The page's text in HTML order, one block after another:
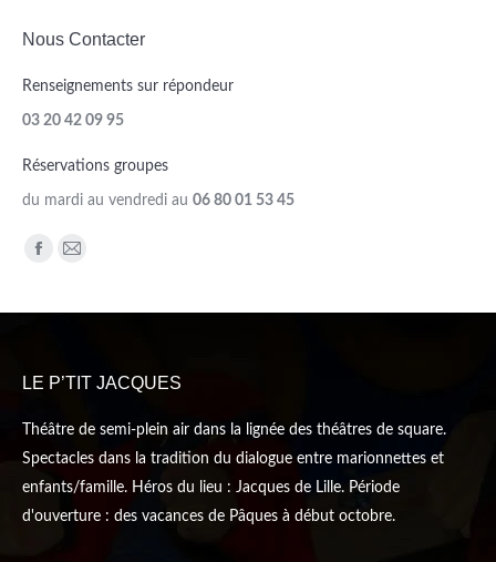
Nous Contacter
Renseignements sur répondeur
03 20 42 09 95
Réservations groupes
du mardi au vendredi au 06 80 01 53 45
Trouvez nous sur :
new new
LE P’TIT JACQUES
Théâtre de semi-plein air dans la lignée des théâtres de square.
Spectacles dans la tradition du dialogue entre marionnettes et
enfants/famille. Héros du lieu : Jacques de Lille. Période
d'ouverture : des vacances de Pâques à début octobre.